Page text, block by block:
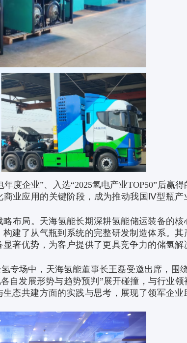
企业”、入选“2025氢电产业TOP50”后赢得
业应用的关键阶段，成为推动我国Ⅳ型瓶产
局。天海氢能长期深耕氢能储运装备的核
建了从气瓶到系统的完整研发制造体系。其
著优势，为客户提供了更具竞争力的储氢解
场中，天海氢能董事长王磊受邀出席，围
自发展形势与趋势预判”展开碰撞，与行业领
态共建方面的实践与思考，展现了领军企业